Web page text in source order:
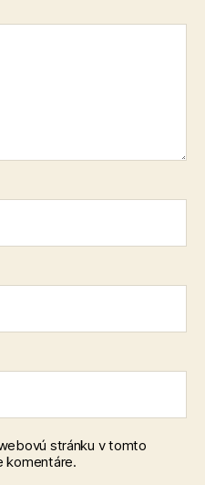
stránku v tomto
komentáre.